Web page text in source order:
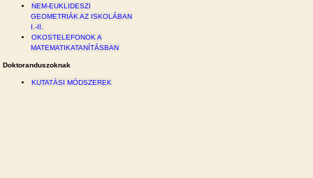
NEM-EUKLIDESZI
GEOMETRIÁK AZ ISKOLÁBAN
I.-II.
OKOSTELEFONOK A
MATEMATIKATANÍTÁSBAN
Doktoranduszoknak
KUTATÁSI MÓDSZEREK